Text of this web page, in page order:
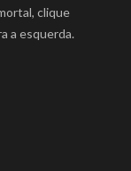
clique
a esquerda.